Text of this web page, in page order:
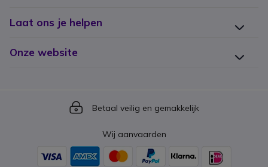
Laat ons je helpen
Onze website
Icon
Betaal veilig en gemakkelijk
Wij aanvaarden